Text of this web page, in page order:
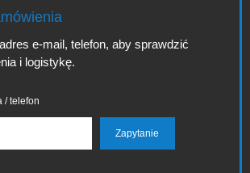
e-mail, telefon, aby sprawdzić
i logistykę.
/ telefon